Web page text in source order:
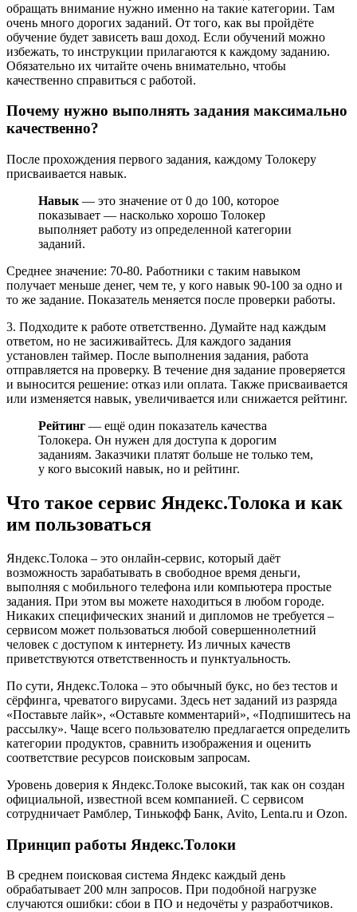
обращать внимание нужно именно на такие категории. Там
очень много дорогих заданий. От того, как вы пройдёте
обучение будет зависеть ваш доход. Если обучений можно
избежать, то инструкции прилагаются к каждому заданию.
Обязательно их читайте очень внимательно, чтобы
качественно справиться с работой.
Почему нужно выполнять задания максимально
качественно?
После прохождения первого задания, каждому Толокеру
присваивается навык.
Навык — это значение от 0 до 100, которое
показывает — насколько хорошо Толокер
выполняет работу из определенной категории
заданий.
Среднее значение: 70-80. Работники с таким навыком
получает меньше денег, чем те, у кого навык 90-100 за одно и
то же задание. Показатель меняется после проверки работы.
3. Подходите к работе ответственно. Думайте над каждым
ответом, но не засиживайтесь. Для каждого задания
установлен таймер. После выполнения задания, работа
отправляется на проверку. В течение дня задание проверяется
и выносится решение: отказ или оплата. Также присваивается
или изменяется навык, увеличивается или снижается рейтинг.
Рейтинг — ещё один показатель качества
Толокера. Он нужен для доступа к дорогим
заданиям. Заказчики платят больше не только тем,
у кого высокий навык, но и рейтинг.
Что такое сервис Яндекс.Толока и как
им пользоваться
Яндекс.Толока – это онлайн-сервис, который даёт
возможность зарабатывать в свободное время деньги,
выполняя с мобильного телефона или компьютера простые
задания. При этом вы можете находиться в любом городе.
Никаких специфических знаний и дипломов не требуется –
сервисом может пользоваться любой совершеннолетний
человек с доступом к интернету. Из личных качеств
приветствуются ответственность и пунктуальность.
По сути, Яндекс.Толока – это обычный букс, но без тестов и
сёрфинга, чреватого вирусами. Здесь нет заданий из разряда
«Поставьте лайк», «Оставьте комментарий», «Подпишитесь на
рассылку». Чаще всего пользователю предлагается определить
категории продуктов, сравнить изображения и оценить
соответствие ресурсов поисковым запросам.
Уровень доверия к Яндекс.Толоке высокий, так как он создан
официальной, известной всем компанией. С сервисом
сотрудничает Рамблер, Тинькофф Банк, Avito, Lenta.ru и Ozon.
Принцип работы Яндекс.Толоки
В среднем поисковая система Яндекс каждый день
обрабатывает 200 млн запросов. При подобной нагрузке
случаются ошибки: сбои в ПО и недочёты у разработчиков.